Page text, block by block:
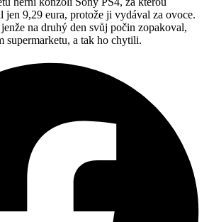
jen 9,29 eura, protože ji vydával za ovoce.
na druhý den svůj počin zopakoval,
supermarketu, a tak ho chytili.